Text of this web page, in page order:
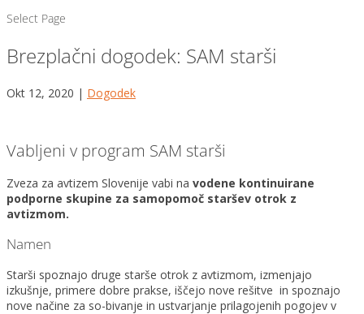
Select Page
Brezplačni dogodek: SAM starši
Okt 12, 2020 | Dogodek
Vabljeni v program SAM starši
Zveza za avtizem Slovenije vabi na vodene kontinuirane
podporne skupine za samopomoč staršev otrok z
avtizmom.
Namen
Starši spoznajo druge starše otrok z avtizmom, izmenjajo
izkušnje, primere dobre prakse, iščejo nove rešitve in spoznajo
nove načine za so-bivanje in ustvarjanje prilagojenih pogojev v